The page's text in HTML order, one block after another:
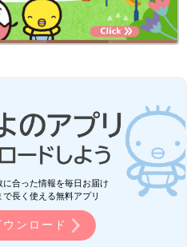
合った情報を毎日お届け
長く使える無料アプリ
ンロード